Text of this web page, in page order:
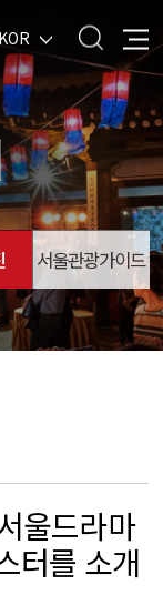
KOR
서울관광가이드
울드라마
터를 소개